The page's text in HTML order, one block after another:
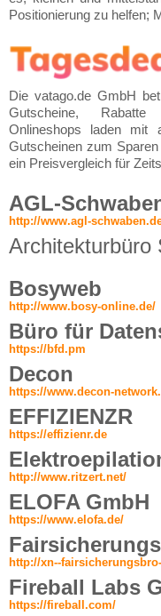
Positionierung zu helfen;
Die vatago.de GmbH
Gutscheine,
Onlineshops laden mit
Gutscheinen zum
ein Preisvergleich für
AGL-
http://www.agl-
Architekturbüro
Bosyweb
http://www.bosy-online.de/
Büro für
https://bfd.pm
Decon
https://www.decon-
EFFIZIENZR
https://effizienr.de
http://www.ritzert.net/
ELOFA GmbH
https://www.elofa.de/
http://xn--
Fireball Labs
https://fireball.com/